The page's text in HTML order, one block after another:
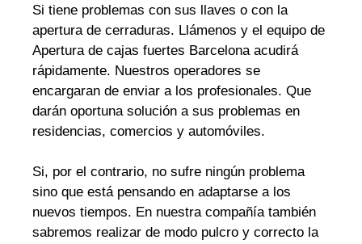
Si tiene problemas con sus llaves o con la
apertura de cerraduras. Llámenos y el equipo de
Apertura de cajas fuertes Barcelona acudirá
rápidamente. Nuestros operadores se
encargaran de enviar a los profesionales. Que
darán oportuna solución a sus problemas en
residencias, comercios y automóviles.
Si, por el contrario, no sufre ningún problema
sino que está pensando en adaptarse a los
nuevos tiempos. En nuestra compañía también
sabremos realizar de modo pulcro y correcto la